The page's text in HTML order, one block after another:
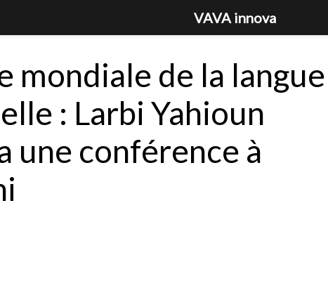
mondiale de la langue
: Larbi Yahioun
une conférence à
VAVA innova